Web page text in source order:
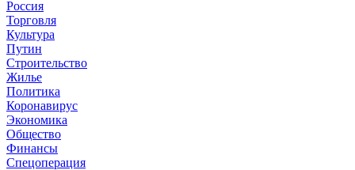
Россия
Торговля
Культура
Путин
Строительство
Жилье
Политика
Коронавирус
Экономика
Общество
Финансы
Спецоперация